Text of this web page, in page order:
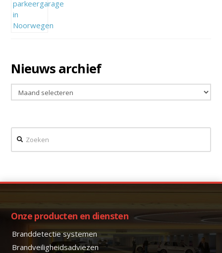
Nieuws archief
Nieuws
archief
Onze producten en diensten
Branddetectie systemen
Brandveiligheidsadviezen